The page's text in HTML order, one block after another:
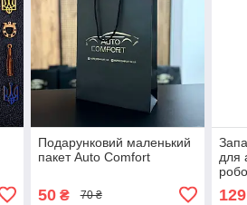
Подарунковий маленький
пакет Auto Comfort
50₴ 70 ₴
для
129